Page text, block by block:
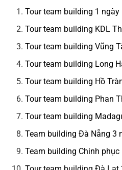
Tour team building 1 ngày
Tour team building KDL
Tour team building Vũng
Tour team building Long
Tour team building Hồ
Tour team building Phan
Tour team building
Team building Đà Nẵng 3
Team building Chinh phục